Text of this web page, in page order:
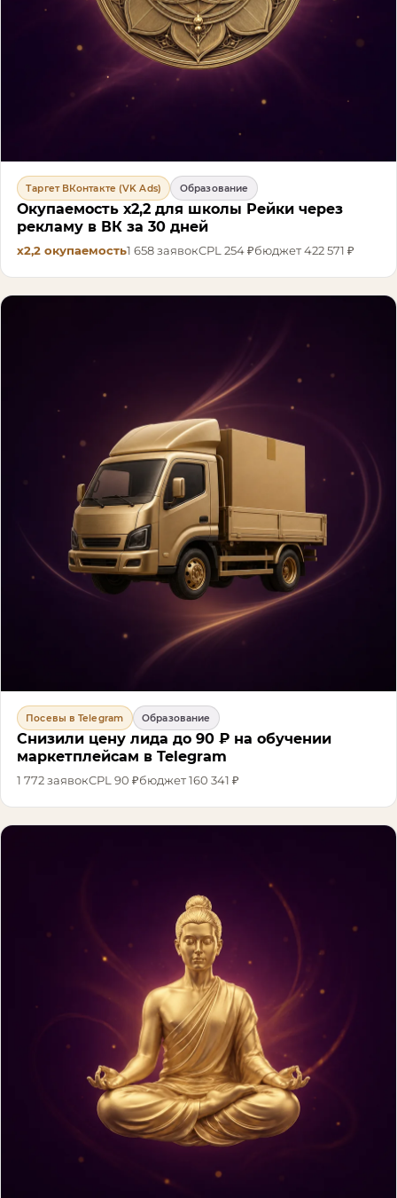
Таргет ВКонтакте (VK Ads) Образование
Окупаемость х2,2 для школы Рейки через
рекламу в ВК за 30 дней
х2,2окупаемость1 658заявокCPL 254 ₽бюджет422 571 ₽
Посевы в Telegram Образование
Снизили цену лида до 90 ₽ на обучении
маркетплейсам в Telegram
1 772заявокCPL 90 ₽бюджет160 341 ₽